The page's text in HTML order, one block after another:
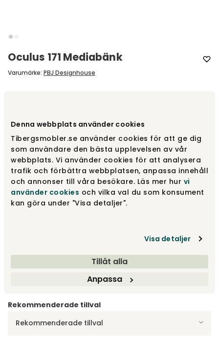
Denna webbplats använder cookies
Tibergsmobler.se använder cookies för att ge dig
som användare den bästa upplevelsen av vår
webbplats. Vi använder cookies för att analysera
trafik och förbättra webbplatsen, anpassa innehåll
och annonser till våra besökare. Läs mer hur vi
använder cookies och vilka val du som konsument
kan göra under "Visa detaljer".
Visa detaljer
Tillåt alla
Anpassa
Oculus 171 Mediabänk
Varumärke: PBJ Designhouse
Oculus 171
Oculus 121 fr.6 595 kr
Designa själv
Rekommenderade tillval
Rekommenderade tillval